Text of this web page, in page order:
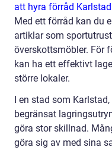
att hyra förråd Karlstad
Med ett förråd kan du
artiklar som
överskottsmöbler. För
kan ha ett effektivt
större lokaler.
I en stad som
begränsat
göra stor skillnad.
göra sig av med sina